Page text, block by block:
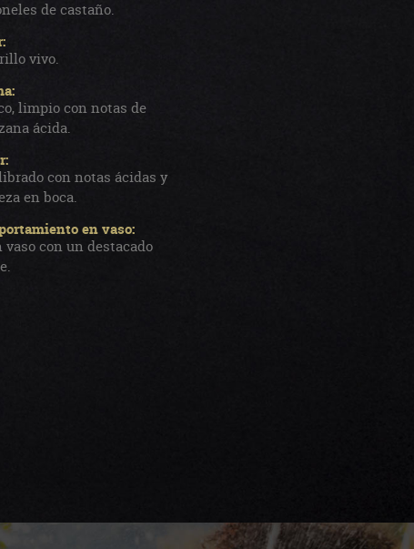
de castaño.
vivo.
limpio con notas de
ácida.
con notas ácidas y
en boca.
en vaso:
vaso con un destacado